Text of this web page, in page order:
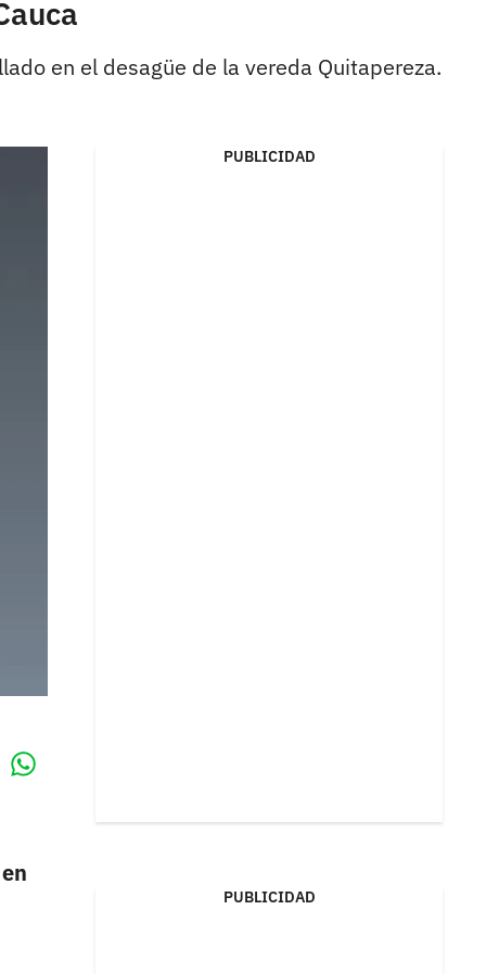
en el desagüe de la vereda Quitapereza.
PUBLICIDAD
PUBLICIDAD